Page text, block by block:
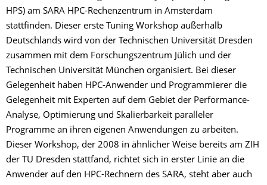
HPS) am SARA HPC-Rechenzentrum in Amsterdam
stattfinden. Dieser erste Tuning Workshop außerhalb
Deutschlands wird von der Technischen Universität Dresden
zusammen mit dem Forschungszentrum Jülich und der
Technischen Universität München organisiert. Bei dieser
Gelegenheit haben HPC-Anwender und Programmierer die
Gelegenheit mit Experten auf dem Gebiet der Performance-
Analyse, Optimierung und Skalierbarkeit paralleler
Programme an ihren eigenen Anwendungen zu arbeiten.
Dieser Workshop, der 2008 in ähnlicher Weise bereits am ZIH
der TU Dresden stattfand, richtet sich in erster Linie an die
Anwender auf den HPC-Rechnern des SARA, steht aber auch